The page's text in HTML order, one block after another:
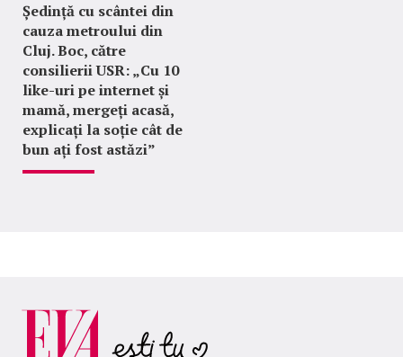
Ședință cu scântei din
cauza metroului din
Cluj. Boc, către
consilierii USR: „Cu 10
like-uri pe internet și
mamă, mergeți acasă,
explicați la soție cât de
bun ați fost astăzi”